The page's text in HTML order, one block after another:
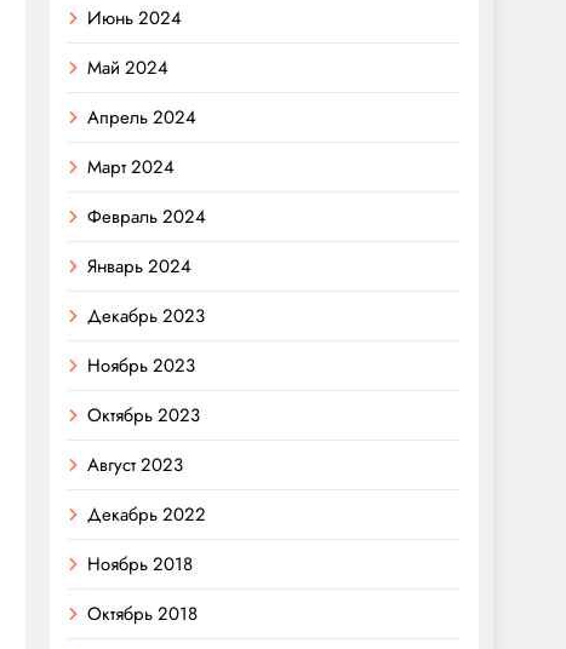
Июнь 2024
Май 2024
Апрель 2024
Март 2024
Февраль 2024
Январь 2024
Декабрь 2023
Ноябрь 2023
Октябрь 2023
Август 2023
Декабрь 2022
Ноябрь 2018
Октябрь 2018